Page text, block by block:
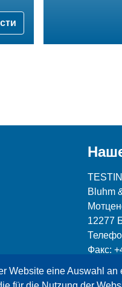
Website eine Auswahl an
Bluhm
12277
Факс: